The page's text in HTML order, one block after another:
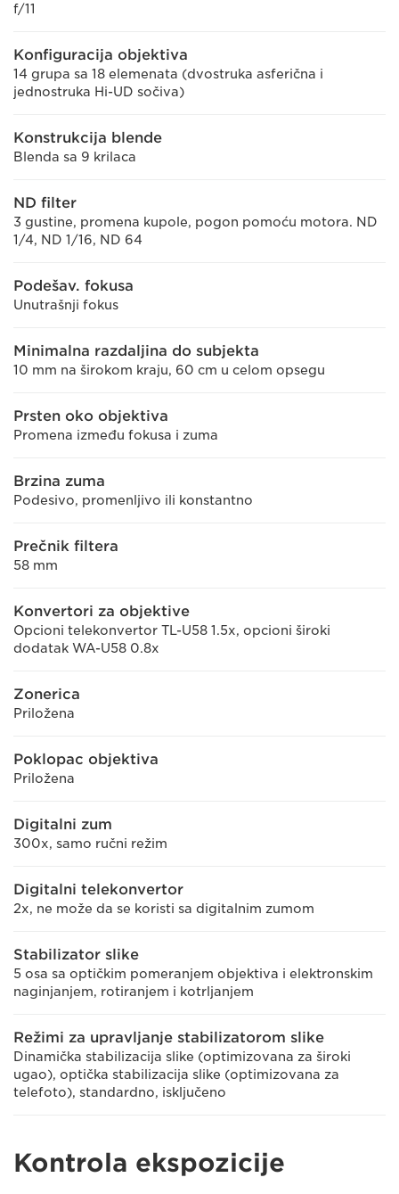
f/11
Konfiguracija objektiva
14 grupa sa 18 elemenata (dvostruka asferična i
jednostruka Hi-UD sočiva)
Konstrukcija blende
Blenda sa 9 krilaca
ND filter
3 gustine, promena kupole, pogon pomoću motora. ND
1/4, ND 1/16, ND 64
Podešav. fokusa
Unutrašnji fokus
Minimalna razdaljina do subjekta
10 mm na širokom kraju, 60 cm u celom opsegu
Prsten oko objektiva
Promena između fokusa i zuma
Brzina zuma
Podesivo, promenljivo ili konstantno
Prečnik filtera
58 mm
Konvertori za objektive
Opcioni telekonvertor TL-U58 1.5x, opcioni široki
dodatak WA-U58 0.8x
Zonerica
Priložena
Poklopac objektiva
Priložena
Digitalni zum
300x, samo ručni režim
Digitalni telekonvertor
2x, ne može da se koristi sa digitalnim zumom
Stabilizator slike
5 osa sa optičkim pomeranjem objektiva i elektronskim
naginjanjem, rotiranjem i kotrljanjem
Režimi za upravljanje stabilizatorom slike
Dinamička stabilizacija slike (optimizovana za široki
ugao), optička stabilizacija slike (optimizovana za
telefoto), standardno, isključeno
Kontrola ekspozicije